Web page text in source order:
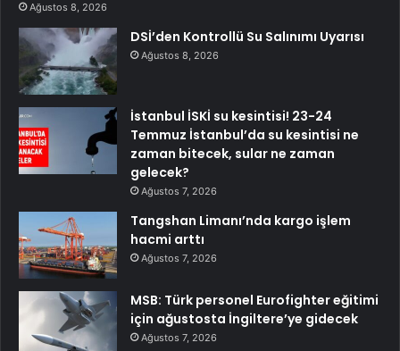
Ağustos 8, 2026
DSİ’den Kontrollü Su Salınımı Uyarısı
Ağustos 8, 2026
İstanbul İSKİ su kesintisi! 23-24
Temmuz İstanbul’da su kesintisi ne
zaman bitecek, sular ne zaman
gelecek?
Ağustos 7, 2026
Tangshan Limanı’nda kargo işlem
hacmi arttı
Ağustos 7, 2026
MSB: Türk personel Eurofighter eğitimi
için ağustosta İngiltere’ye gidecek
Ağustos 7, 2026